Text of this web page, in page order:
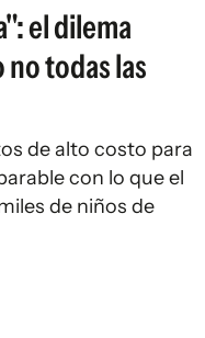
el dilema
todas las
de alto costo para
con lo que el
de niños de